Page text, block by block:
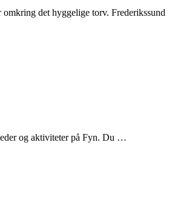
det hyggelige torv. Frederikssund
og aktiviteter på Fyn. Du …